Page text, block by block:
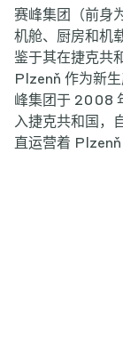
赛峰集团（前身
机舱、厨房和机
鉴于其在捷克共
Plzenň 作为新
峰集团于 2008
入捷克共和国
直运营着 Plzenň